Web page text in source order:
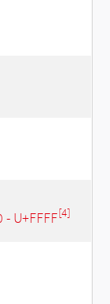
U+FFFF[4]